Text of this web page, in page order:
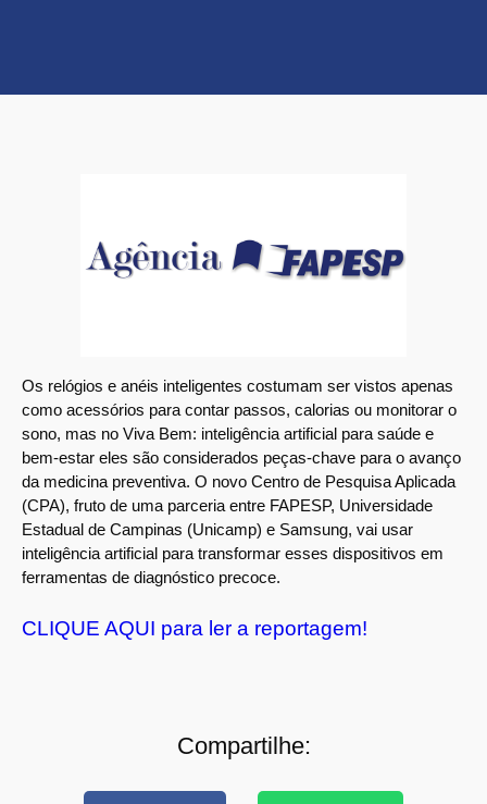
Os relógios e anéis inteligentes costumam ser vistos apenas
como acessórios para contar passos, calorias ou monitorar o
sono, mas no Viva Bem: inteligência artificial para saúde e
bem-estar eles são considerados peças-chave para o avanço
da medicina preventiva. O novo Centro de Pesquisa Aplicada
(CPA), fruto de uma parceria entre FAPESP, Universidade
Estadual de Campinas (Unicamp) e Samsung, vai usar
inteligência artificial para transformar esses dispositivos em
ferramentas de diagnóstico precoce.
CLIQUE AQUI para ler a reportagem!
Compartilhe: